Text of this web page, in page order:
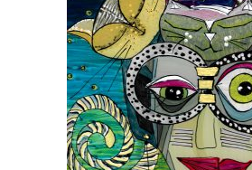
lei
ADAUGĂ ÎN